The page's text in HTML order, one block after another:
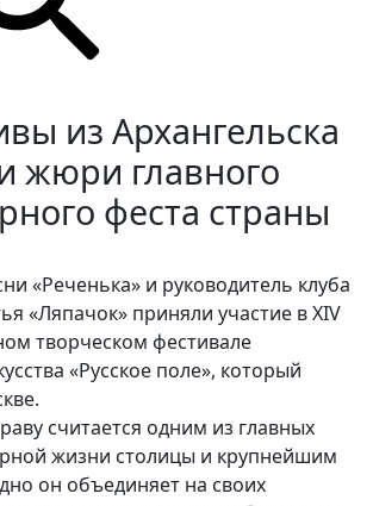
из Архангельска
жюри главного
феста страны
«Реченька» и руководитель клуба
«Ляпачок» приняли участие в XIV
творческом фестивале
«Русское поле», который
считается одним из главных
жизни столицы и крупнейшим
он объединяет на своих